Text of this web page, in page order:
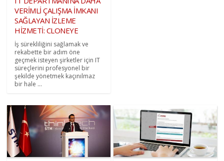
VERİMLİ ÇALIŞMA İMKANI
SAĞLAYAN İZLEME
HİZMETİ: CLONEYE
İş sürekliliğini sağlamak ve
rekabette bir adım öne
geçmek isteyen şirketler için IT
süreçlerini profesyonel bir
şekilde yönetmek kaçınılmaz
bir hale ...